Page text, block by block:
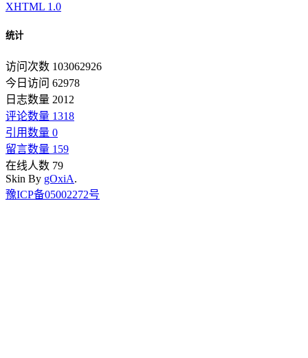
XHTML 1.0
统计
访问次数 103062926
今日访问 62978
日志数量 2012
评论数量 1318
引用数量 0
留言数量 159
在线人数 79
Skin By gOxiA.
豫ICP备05002272号